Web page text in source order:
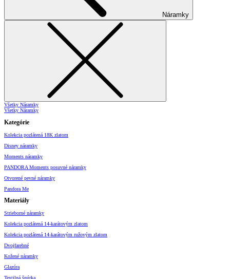
Náramky
Všetky Náramky
Všetky Náramky
Kategórie
Kolekcia pozlátená 18K zlatom
Disney náramky
Moments náramky
PANDORA Moments posuvné náramky
Otvorené pevné náramky
Pandora Me
Materiály
Strieborné náramky
Kolekcia pozlátená 14-karátovým zlatom
Kolekcia pozlátená 14-karátovým ružovým zlatom
Dvojfarebné
Kožené náramky
Glazúra
Textilná šnúrka